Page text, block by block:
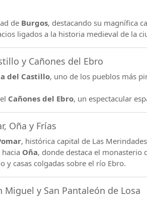
de Burgos, destacando su magnífica
ligados a la historia medieval de la
y Cañones del Ebro
del Castillo, uno de los pueblos más
Cañones del Ebro, un espectacular
Oña y Frías
, histórica capital de Las
Oña, donde destaca el monasterio
y casas colgadas sobre el río Ebro.
Miguel y San Pantaleón de Losa